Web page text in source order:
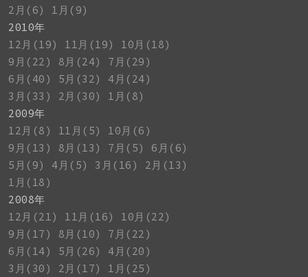
2月(6)
1月(9)
2010年
12月(19)
11月(19)
10月(18)
9月(22)
8月(24)
7月(29)
6月(40)
5月(32)
4月(24)
3月(33)
2月(30)
1月(8)
2009年
12月(8)
11月(5)
10月(6)
9月(13)
8月(13) 7月(5)
6月(6)
5月(9)
4月(5) 3月(16)
2月(13)
1月(18)
2008年
12月(21)
11月(16)
10月(22)
9月(17)
8月(10)
7月(22)
6月(14)
5月(26)
4月(20)
3月(30)
2月(17)
1月(25)